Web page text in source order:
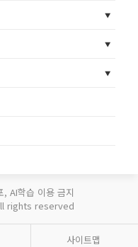
AI학습 이용 금지
rights reserved
사이트맵